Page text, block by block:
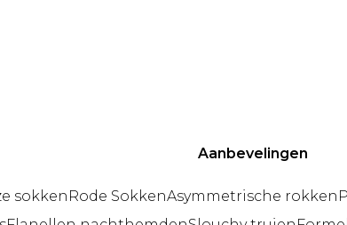
Aanbevelingen
sokken Rode SokkenAsymmetrische rokken